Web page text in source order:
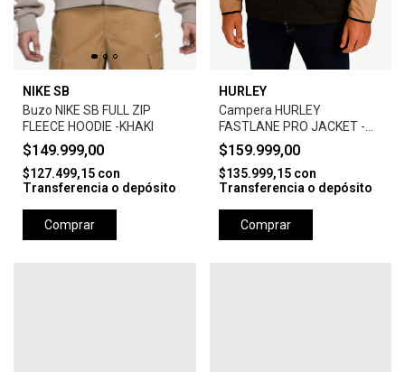
NIKE SB
Buzo NIKE SB FULL ZIP
FLEECE HOODIE -KHAKI
$149.999,00
$127.499,15 con
Transferencia o depósito
Comprar
HURLEY
Campera HURLEY
FASTLANE PRO JACKET -
CAMEL
$159.999,00
$135.999,15 con
Transferencia o depósito
Comprar